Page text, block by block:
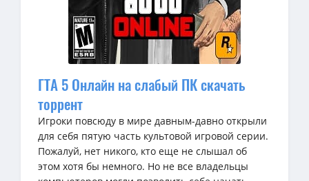
ГТА 5 Онлайн на слабый ПК скачать
торрент
Игроки повсюду в мире давным-давно открыли
для себя пятую часть культовой игровой серии.
Пожалуй, нет никого, кто еще не слышал об
этом хотя бы немного. Но не все владельцы